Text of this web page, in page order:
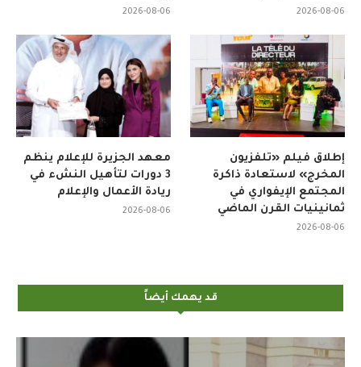
2026-08-06 2026-08-06
معهد الجزيرة للإعلام ينظم
3 دورات لتأهيل النشء في
ريادة الأعمال والإعلام
2026-08-06
إطلاق فيلم «تلفزيون
المخرج» لاستعادة ذاكرة
المجتمع الإيفواري في
ثمانينيات القرن الماضي
2026-08-06
قد يهمك أيضاً